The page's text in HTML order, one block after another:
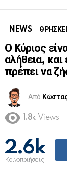
NEWS
Ο Κύριος
αλήθεια,
πρέπει να
Από
1.8k Views
2.6k
Κοινοποιήσεις